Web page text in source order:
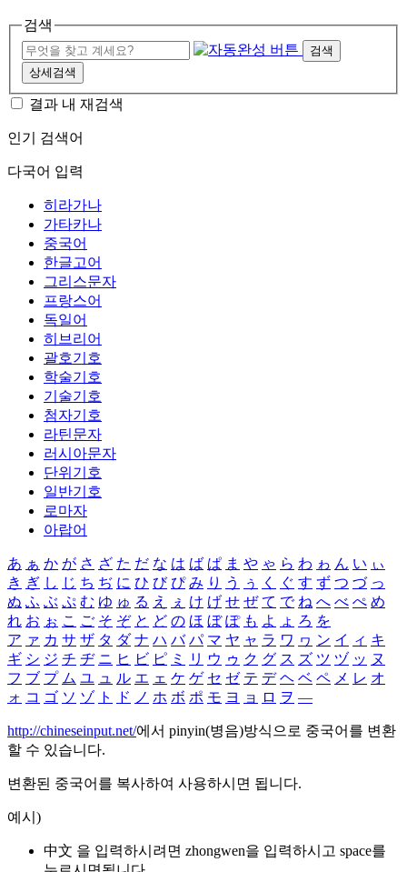
검색
검색
상세검색
결과 내 재검색
인기 검색어
다국어 입력
히라가나
가타카나
중국어
한글고어
그리스문자
프랑스어
독일어
히브리어
괄호기호
학술기호
기술기호
첨자기호
라틴문자
러시아문자
단위기호
일반기호
로마자
아랍어
あ ぁ か が さ ざ た だ な は ば ぱ ま や ゃ ら わ ゎ ん い ぃ
き ぎ し じ ち ぢ に ひ び ぴ み り う ぅ く ぐ す ず つ づ っ
ぬ ふ ぶ ぷ む ゆ ゅ る え ぇ け げ せ ぜ て で ね へ べ ぺ め
れ お ぉ こ ご そ ぞ と ど の ほ ぼ ぽ も よ ょ ろ を
ア ァ カ サ ザ タ ダ ナ ハ バ パ マ ヤ ャ ラ ワ ヮ ン イ ィ キ
ギ シ ジ チ ヂ ニ ヒ ビ ピ ミ リ ウ ゥ ク グ ス ズ ツ ヅ ッ ヌ
フ ブ プ ム ユ ュ ル エ ェ ケ ゲ セ ゼ テ デ ヘ ベ ペ メ レ オ
ォ コ ゴ ソ ゾ ト ド ノ ホ ボ ポ モ ヨ ョ ロ ヲ ―
http://chineseinput.net/에서 pinyin(병음)방식으로 중국어를 변환
할 수 있습니다.
변환된 중국어를 복사하여 사용하시면 됩니다.
예시)
中文 을 입력하시려면 zhongwen을 입력하시고 space를